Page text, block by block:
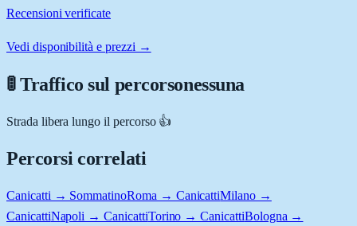
Recensioni verificate
Vedi disponibilità e prezzi →
🚦 Traffico sul percorsonessuna
Strada libera lungo il percorso 👍
Percorsi correlati
Canicatti → SommatinoRoma → CanicattiMilano →
CanicattiNapoli → CanicattiTorino → CanicattiBologna →